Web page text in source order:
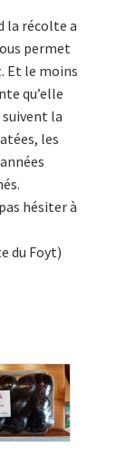
la récolte a
permet
Et le moins
qu’elle
la
les
hésiter à
du Foyt)